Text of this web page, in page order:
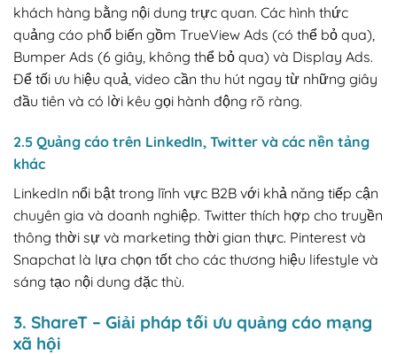
khách hàng bằng nội dung trực quan. Các hình thức
quảng cáo phổ biến gồm TrueView Ads (có thể bỏ qua),
Bumper Ads (6 giây, không thể bỏ qua) và Display Ads.
Để tối ưu hiệu quả, video cần thu hút ngay từ những giây
đầu tiên và có lời kêu gọi hành động rõ ràng.
2.5 Quảng cáo trên LinkedIn, Twitter và các nền tảng
khác
LinkedIn nổi bật trong lĩnh vực B2B với khả năng tiếp cận
chuyên gia và doanh nghiệp. Twitter thích hợp cho truyền
thông thời sự và marketing thời gian thực. Pinterest và
Snapchat là lựa chọn tốt cho các thương hiệu lifestyle và
sáng tạo nội dung đặc thù.
3. ShareT – Giải pháp tối ưu quảng cáo mạng
xã hội